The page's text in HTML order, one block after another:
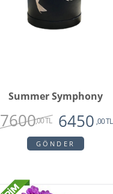
Summer Symphony
7600,00 TL 6450 ,00 TL
GÖNDER